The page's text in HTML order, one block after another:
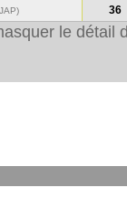
) 36
le détail